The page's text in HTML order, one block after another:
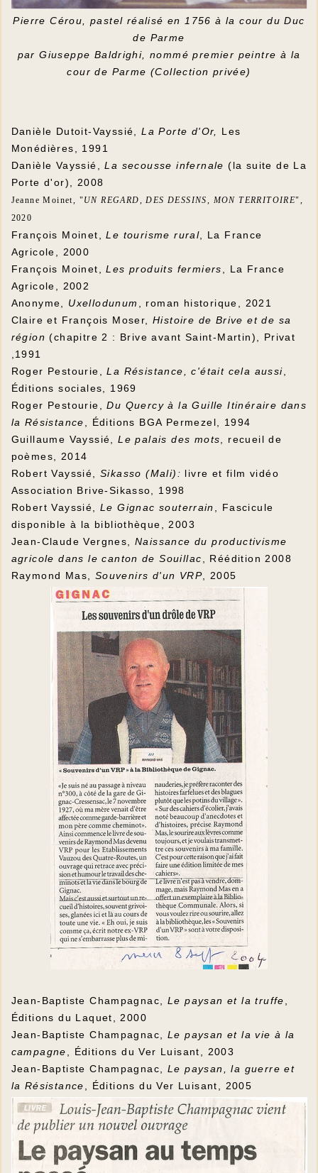
Pierre Cérou, pastel réalisé en 1756 à la cour du Duc
de Parme
par Giuseppe Baldrighi, nommé premier peintre à la
cour de Parme (Collection privée)
Danièle Dutoit-Vayssié, La Porte d'Or, Les
Monédières, 1991
Danièle Vayssié,La secousse infernale (la suite de La
Porte d'or), 2008
Jeanne Moinet, " UN REGARD, DES DESSINS, MON TERRITOIRE",
2020
François Moinet, Le tourisme rural, La France
Agricole, 2000
François Moinet,Les produits fermiers, La France
Agricole, 2002
Anonyme, Uxellodunum , roman historique, 2021
Claire et François Moser, Histoire de Brive et de sa
région (chapitre 2 : Brive avant Saint-Martin), Privat
,1991
Roger Pestourie,La Résistance, c'était cela aussi,
Éditions sociales, 1969
Roger Pestourie,Du Quercy à la Guille Itinéraire dans
la Résistance, Éditions BGA Permezel, 1994
Guillaume Vayssié,Le palais des mots, recueil de
poèmes, 2014
Robert Vayssié, Sikasso (Mali): livre et film vidéo
Association Brive-Sikasso, 1998
Robert Vayssié, Le Gignac souterrain, Fascicule
disponible à la bibliothèque, 2003
Jean-Claude Vergnes, Naissance du productivisme
agricole dans le canton de Souillac, Réédition 2008
Raymond Mas, Souvenirs d'un VRP, 2005
Jean-Baptiste Champagnac, Le paysan et la truffe,
Éditions du Laquet, 2000
Jean-Baptiste Champagnac, Le paysan et la vie à la
campagne, Éditions du Ver Luisant, 2003
Jean-Baptiste Champagnac, Le paysan, la guerre et
la Résistance, Éditions du Ver Luisant, 2005